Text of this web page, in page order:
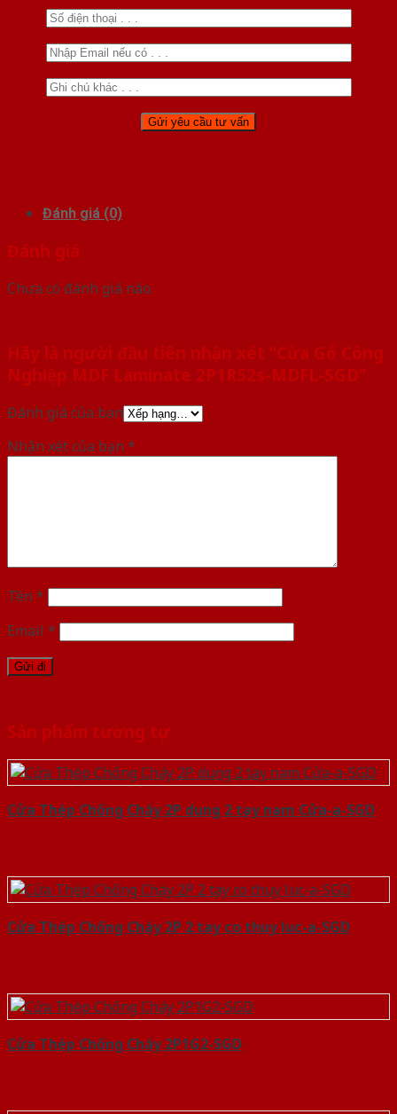
Đánh giá (0)
Đánh giá
Chưa có đánh giá nào.
Hãy là người đầu tiên nhận xét “Cửa Gỗ Công
Nghiệp MDF Laminate 2P1R52s-MDFL-SGD”
Đánh giá của bạn
Nhận xét của bạn *
Tên *
Email *
Sản phẩm tương tự
Cửa Thép Chống Cháy 2P dung 2 tay nam Cửa-a-SGD
Cửa Thép Chống Cháy 2P 2 tay co thuy luc-a-SGD
Cửa Thép Chống Cháy 2P1G2-SGD